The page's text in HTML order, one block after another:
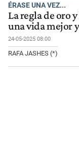
ÉRASE UNA VEZ...
La regla de oro
una vida mejor
24-05-2025 08:00
RAFA JASHES (*)